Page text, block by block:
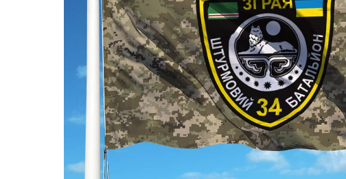
ПРАПОРИ КРАЇН СВІТУ
ПРАПОРИ МІСТ ТА СІЛ
УКРАЇНИ
ІСТОРИЧНІ ПРАПОРИ
ПІРАТСЬКІ ПРАПОРИ
АКСЕСУАРИ ТА ФУРНІТУРА